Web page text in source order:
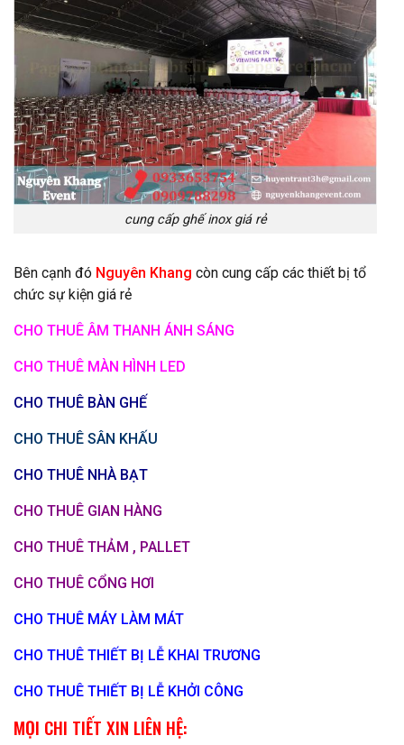
cung cấp ghế inox giá rẻ
Bên cạnh đó Nguyên Khang còn cung cấp các thiết bị tổ
chức sự kiện giá rẻ
CHO THUÊ ÂM THANH ÁNH SÁNG
CHO THUÊ MÀN HÌNH LED
CHO THUÊ BÀN GHẾ
CHO THUÊ SÂN KHẤU
CHO THUÊ NHÀ BẠT
CHO THUÊ GIAN HÀNG
CHO THUÊ THẢM , PALLET
CHO THUÊ CỔNG HƠI
CHO THUÊ MÁY LÀM MÁT
CHO THUÊ THIẾT BỊ LỄ KHAI TRƯƠNG
CHO THUÊ THIẾT BỊ LỄ KHỞI CÔNG
MỌI CHI TIẾT XIN LIÊN HỆ: